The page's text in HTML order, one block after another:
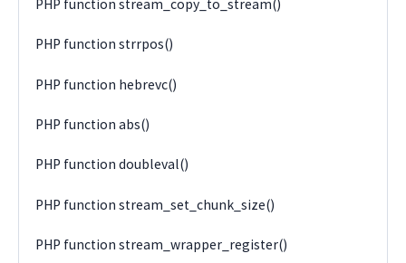
PHP function stream_copy_to_stream()
PHP function strrpos()
PHP function hebrevc()
PHP function abs()
PHP function doubleval()
PHP function stream_set_chunk_size()
PHP function stream_wrapper_register()